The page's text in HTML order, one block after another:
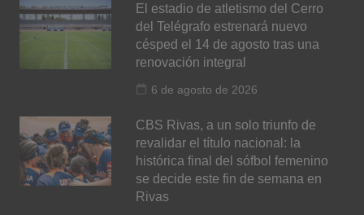
El estadio de atletismo del Cerro
del Telégrafo estrenará nuevo
césped el 14 de agosto tras una
renovación integral
6 de agosto de 2026
CBS Rivas, a un solo triunfo de
revalidar el título nacional: la
histórica final del sófbol femenino
se decide este fin de semana en
Rivas